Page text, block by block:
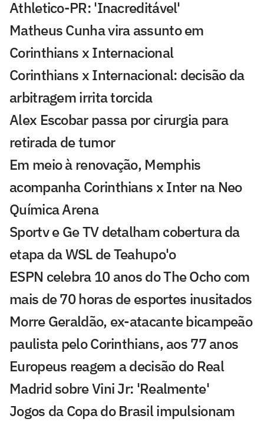
Athletico-PR: 'Inacreditável'
Matheus Cunha vira assunto em
Corinthians x Internacional
Corinthians x Internacional: decisão da
arbitragem irrita torcida
Alex Escobar passa por cirurgia para
retirada de tumor
Em meio à renovação, Memphis
acompanha Corinthians x Inter na Neo
Química Arena
Sportv e Ge TV detalham cobertura da
etapa da WSL de Teahupo'o
ESPN celebra 10 anos do The Ocho com
mais de 70 horas de esportes inusitados
Morre Geraldão, ex-atacante bicampeão
paulista pelo Corinthians, aos 77 anos
Europeus reagem a decisão do Real
Madrid sobre Vini Jr: 'Realmente'
Jogos da Copa do Brasil impulsionam